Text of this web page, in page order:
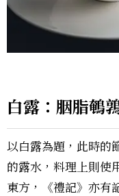
白露：胭脂鵪
以白露為題，此時的
的露水，料理上則使
東方，《禮記》亦有